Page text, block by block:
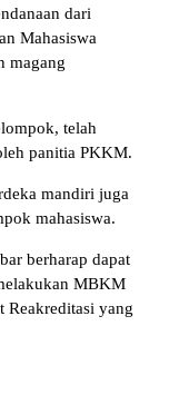
dari
Mahasiswa
magang
telah
panitia PKKM.
mandiri juga
mahasiswa.
berharap dapat
MBKM
Reakreditasi yang